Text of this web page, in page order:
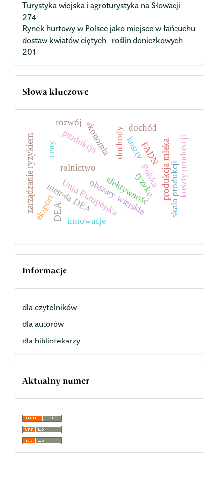
Turystyka wiejska i agroturystyka na Słowacji
274
Rynek hurtowy w Polsce jako miejsce w łańcuchu
dostaw kwiatów ciętych i roślin doniczkowych
201
Słowa kluczowe
rolnictwo
efektywność produkcja mleka
obszary wiejskie
Polska
Unia Europejska
metoda DEA
ekonomia
ceny FADN
koszty
dochód
produkcja
skala produkcji
eksport
dochody
rozwój
koszty produkcji
ryzyko
innowacje
DEA
zarządzanie ryzykiem
Informacje
dla czytelników
dla autorów
dla bibliotekarzy
Aktualny numer